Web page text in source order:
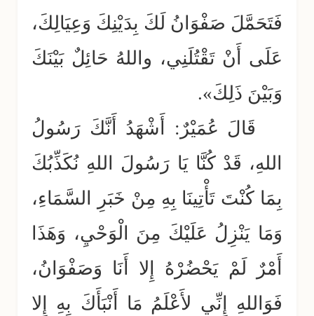
فَتَحَمَّلَ صَفْوَانُ لَكَ بِدَيْنِكَ وَعِيَالِكَ،
عَلَى أَنْ تَقْتُلَنِي، واللهُ حَائِلٌ بَيْنَكَ
وَبَيْنَ ذَلِكَ».
قَالَ عُمَيْرٌ: أَشْهَدُ أَنَّكَ رَسُولُ
اللهِ، قَدْ كُنَّا يَا رَسُولَ اللهِ نُكَذِّبُكَ
بِمَا كُنْتَ تَأْتِينَا بِهِ مِنْ خَبَرِ السَّمَاءِ،
وَمَا يَنْزِلُ عَلَيْكَ مِنَ الْوَحْيِ، وَهَذَا
أَمْرٌ لَمْ يَحْضُرْهُ إِلا أَنَا وَصَفْوَانُ،
فَوَاللهِ إِنِّي لأَعْلَمُ مَا أَنْبَأَكَ بِهِ إِلا